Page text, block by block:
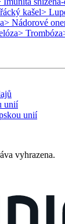
kašel>
> Nádorové
> Trombóza
unií
unií
vyhrazena.